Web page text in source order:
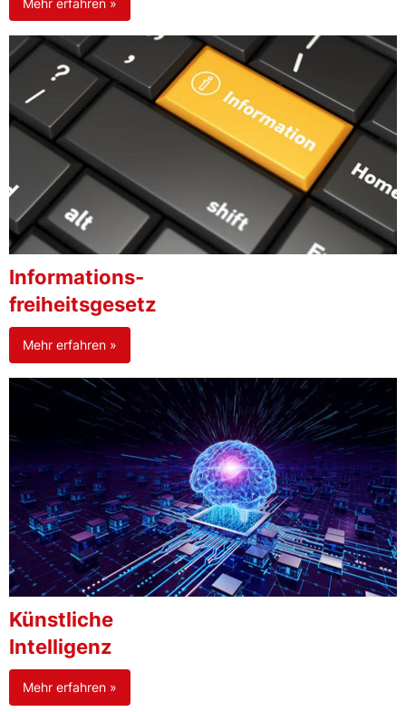
Informations-
freiheitsgesetz
Mehr erfahren »
Künstliche
Intelligenz
Mehr erfahren »